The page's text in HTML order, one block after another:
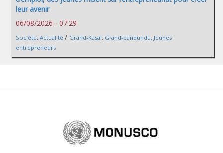
leur avenir
06/08/2026 - 07:29
Société, Actualité / Grand-Kasaï, Grand-bandundu, Jeunes
entrepreneurs